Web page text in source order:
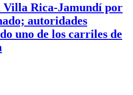
Villa Rica-Jamundí por
autoridades
uno de los carriles de